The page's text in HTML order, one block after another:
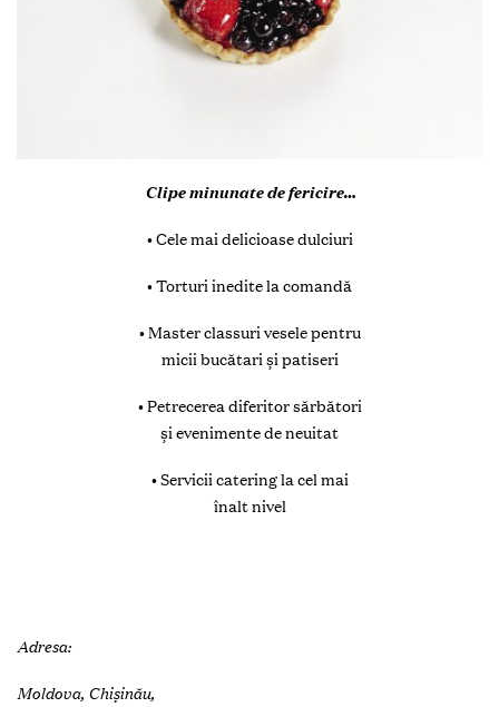
Clipe minunate de fericire…
• Сele mai delicioase dulciuri
• Torturi inedite la comandă
• Master classuri vesele pentru
micii bucătari și patiseri
• Petrecerea diferitor sărbători
și evenimente de neuitat
• Servicii catering la cel mai
înalt nivel
Adresa:
Moldova, Chişinău,